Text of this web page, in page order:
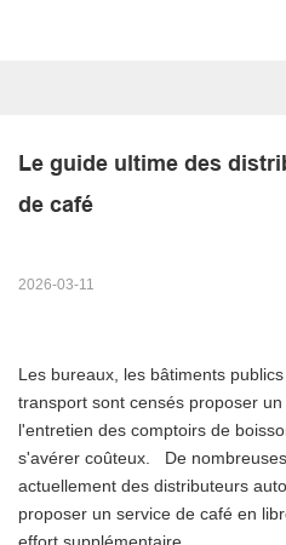
Le guide ultime des
de café
2026-03-11
Les bureaux, les bâtiments
transport sont censés proposer
l'entretien des comptoirs de
s'avérer coûteux.
De
actuellement des distributeurs
proposer un service de café en